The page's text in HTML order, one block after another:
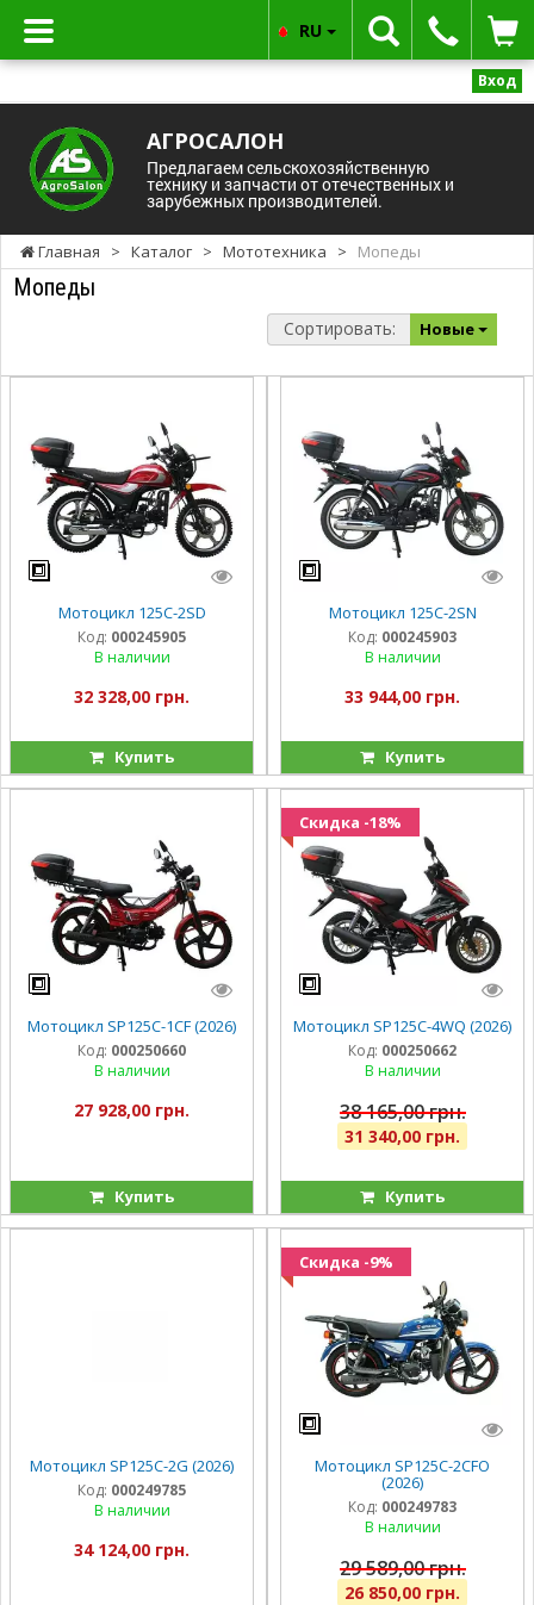
Вход
АГРОСАЛОН
Предлагаем сельскохозяйственную
технику и запчасти от отечественных и
зарубежных производителей.
RU
Главная > Каталог > Мототехника > Мопеды
Мопеды
Сортировать: Новые
Мотоцикл 125C-2SD
Код: 000245905
В наличии
32 328,00 грн.
Купить
Мотоцикл 125C-2SN
Код: 000245903
В наличии
33 944,00 грн.
Купить
Мотоцикл SP125C-1CF (2026)
Код: 000250660
В наличии
27 928,00 грн.
Купить
Скидка -18%
Мотоцикл SP125C-4WQ (2026)
Код: 000250662
В наличии
38 165,00 грн.
31 340,00 грн.
Купить
Мотоцикл SP125C-2G (2026)
Код: 000249785
В наличии
34 124,00 грн.
Скидка -9%
Мотоцикл SP125C-2CFO
(2026)
Код: 000249783
В наличии
29 589,00 грн.
26 850,00 грн.